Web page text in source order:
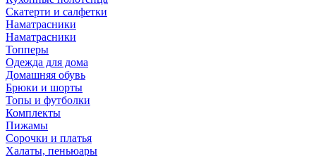
Скатерти и салфетки
Наматрасники
Наматрасники
Топперы
Одежда для дома
Домашняя обувь
Брюки и шорты
Топы и футболки
Комплекты
Пижамы
Сорочки и платья
Халаты, пеньюары